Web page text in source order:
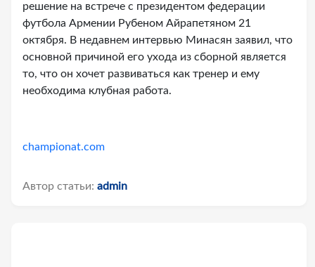
решение на встрече с президентом федерации
футбола Армении Рубеном Айрапетяном 21
октября. В недавнем интервью Минасян заявил, что
основной причиной его ухода из сборной является
то, что он хочет развиваться как тренер и ему
необходима клубная работа.
championat.com
Автор статьи: admin